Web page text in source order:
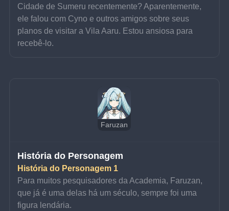
Cidade de Sumeru recentemente? Aparentemente,
ele falou com Cyno e outros amigos sobre seus
planos de visitar a Vila Aaru. Estou ansiosa para
recebê-lo.
Faruzan
História do Personagem
História do Personagem 1
Para muitos pesquisadores da Academia, Faruzan,
que já é uma delas há um século, sempre foi uma
figura lendária.